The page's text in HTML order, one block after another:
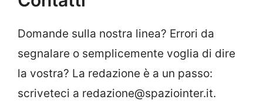
Domande sulla nostra linea? Errori da
segnalare o semplicemente voglia di dire
la vostra? La redazione è a un passo:
scriveteci a redazione@spaziointer.it.